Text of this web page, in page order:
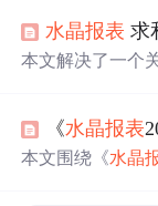
还介绍了各报表
方式。
水晶报表 求
本文解决了一个
《水晶报表
本文围绕《水晶